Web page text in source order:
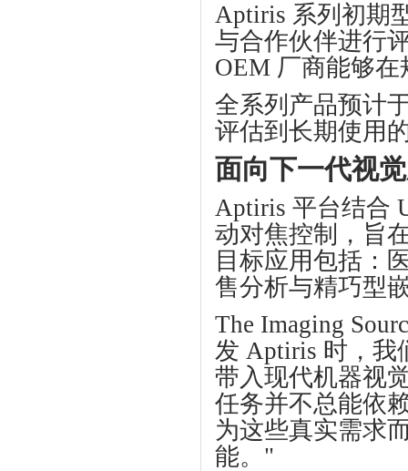
Aptiris 系列初期
与合作伙伴进行
OEM 厂商能够
全系列产品预计
评估到长期使用
面向下一代视
Aptiris 平台结合
动对焦控制，旨
目标应用包括：
售分析与精巧型
The Imaging
发 Aptiris 时，我
带入现代机器视
任务并不总能依
为这些真实需求
能。 "